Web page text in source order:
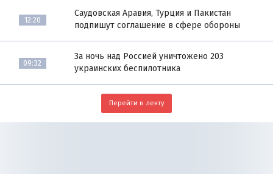
12:20
Саудовская Аравия, Турция и Пакистан
подпишут соглашение в сфере обороны
09:32
За ночь над Россией уничтожено 203
украинских беспилотника
Перейти в ленту